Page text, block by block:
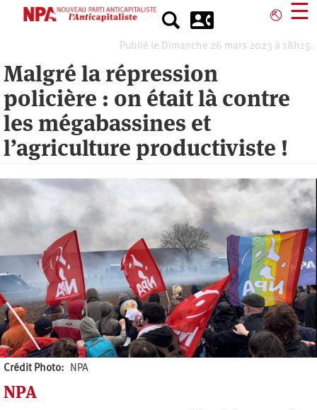
⎋ ☰
Publié le Dimanche 26 mars 2023 à 18h15.
Malgré la répression
policière : on était là contre
les mégabassines et
l’agriculture productiviste !
Crédit Photo
NPA
Auteur
NPA